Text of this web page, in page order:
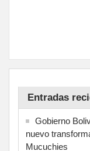
Entradas
Gobierno
nuevo
Mucuchies